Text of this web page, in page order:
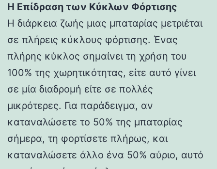
Η Επίδραση των Κύκλων Φόρτισης
Η διάρκεια ζωής μιας μπαταρίας μετριέται
σε πλήρεις κύκλους φόρτισης. Ένας
πλήρης κύκλος σημαίνει τη χρήση του
100% της χωρητικότητας, είτε αυτό γίνει
σε μία διαδρομή είτε σε πολλές
μικρότερες. Για παράδειγμα, αν
καταναλώσετε το 50% της μπαταρίας
σήμερα, τη φορτίσετε πλήρως, και
καταναλώσετε άλλο ένα 50% αύριο, αυτό